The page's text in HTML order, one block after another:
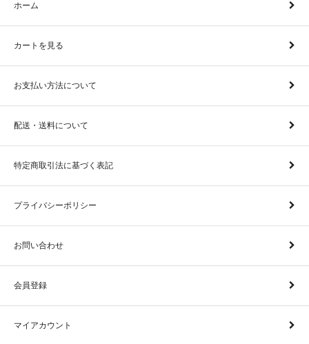
ホーム
カートを見る
お支払い方法について
配送・送料について
特定商取引法に基づく表記
プライバシーポリシー
お問い合わせ
会員登録
マイアカウント